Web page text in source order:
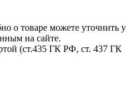
о товаре можете уточнить у
на сайте.
(ст.435 ГК РФ, cт. 437 ГК